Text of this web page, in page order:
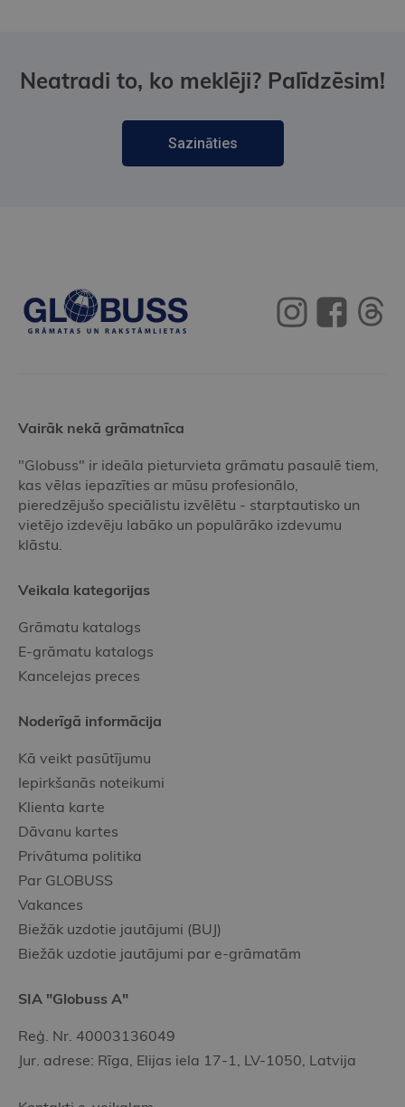
Neatradi to, ko meklēji? Palīdzēsim!
Sazināties
Vairāk nekā grāmatnīca
"Globuss" ir ideāla pieturvieta grāmatu pasaulē tiem,
kas vēlas iepazīties ar mūsu profesionālo,
pieredzējušo speciālistu izvēlētu - starptautisko un
vietējo izdevēju labāko un populārāko izdevumu
klāstu.
Veikala kategorijas
Grāmatu katalogs
E-grāmatu katalogs
Kancelejas preces
Noderīgā informācija
Kā veikt pasūtījumu
Iepirkšanās noteikumi
Klienta karte
Dāvanu kartes
Privātuma politika
Par GLOBUSS
Vakances
Biežāk uzdotie jautājumi (BUJ)
Biežāk uzdotie jautājumi par e-grāmatām
SIA "Globuss A"
Reģ. Nr. 40003136049
Jur. adrese: Rīga, Elijas iela 17-1, LV-1050, Latvija